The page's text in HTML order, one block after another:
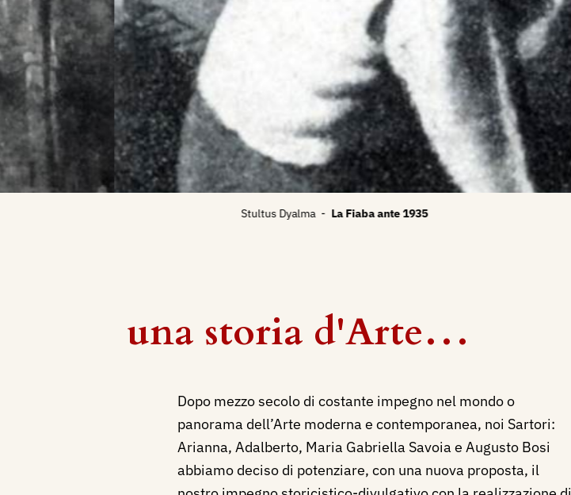
La Fiaba ante 1935
una storia d'Arte…
Dopo mezzo secolo di costante impegno nel mondo o
panorama dell’Arte moderna e contemporanea, noi Sartori:
Arianna, Adalberto, Maria Gabriella Savoia e Augusto Bosi
abbiamo deciso di potenziare, con una nuova proposta, il